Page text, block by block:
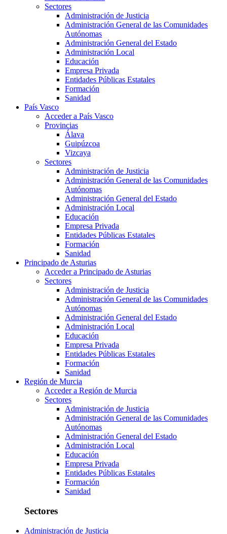
Sectores
Administración de Justicia
Administración General de las Comunidades
Autónomas
Administración General del Estado
Administración Local
Educación
Empresa Privada
Entidades Públicas Estatales
Formación
Sanidad
País Vasco
Acceder a País Vasco
Provincias
Álava
Guipúzcoa
Vizcaya
Sectores
Administración de Justicia
Administración General de las Comunidades
Autónomas
Administración General del Estado
Administración Local
Educación
Empresa Privada
Entidades Públicas Estatales
Formación
Sanidad
Principado de Asturias
Acceder a Principado de Asturias
Sectores
Administración de Justicia
Administración General de las Comunidades
Autónomas
Administración General del Estado
Administración Local
Educación
Empresa Privada
Entidades Públicas Estatales
Formación
Sanidad
Región de Murcia
Acceder a Región de Murcia
Sectores
Administración de Justicia
Administración General de las Comunidades
Autónomas
Administración General del Estado
Administración Local
Educación
Empresa Privada
Entidades Públicas Estatales
Formación
Sanidad
Sectores
Administración de Justicia